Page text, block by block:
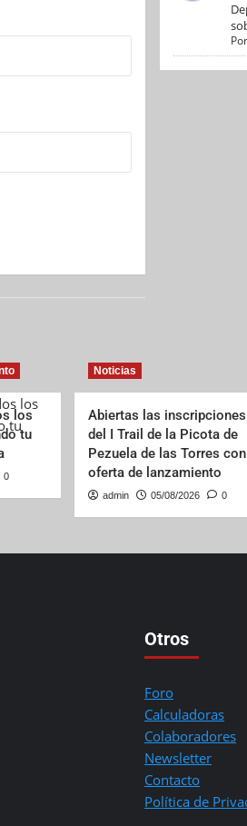
Por
los
tu
0
Noticias
Abiertas las inscripciones
del I Trail de la Picota de
Pezuela de las Torres con
oferta de lanzamiento
admin 05/08/2026 0
Otros
Foro
Calculadoras
Colaboradores
Newsletter
Contacto
Política de